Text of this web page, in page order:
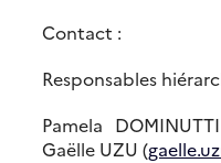
Contact :
Responsables
Pamela
Gaëlle UZU (